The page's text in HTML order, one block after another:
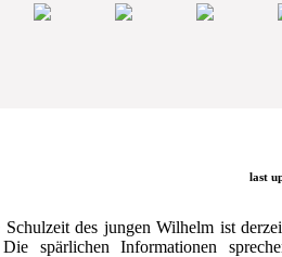
last
des jungen Wilhelm ist
spärlichen Informationen